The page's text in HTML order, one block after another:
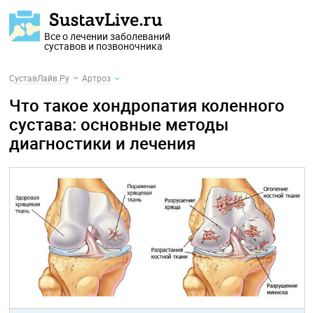
Все о лечении заболеваний
суставов и позвоночника
СуставЛайв.Ру Артроз
Что такое хондропатия коленного
сустава: основные методы
диагностики и лечения